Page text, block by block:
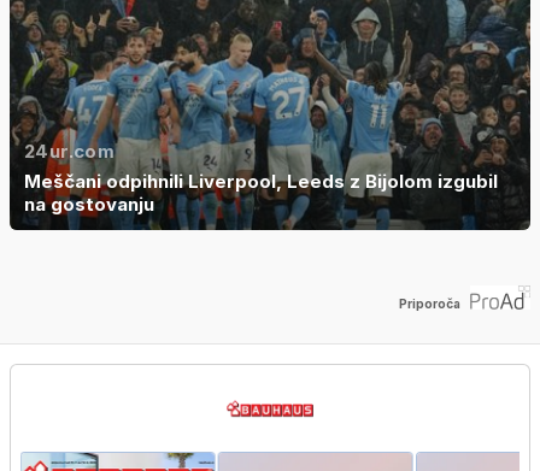
24ur.com
Meščani odpihnili Liverpool, Leeds z Bijolom izgubil
na gostovanju
Priporoča